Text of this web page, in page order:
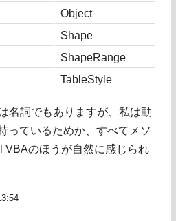
Object
Shape
ShapeRange
TableStyle
名詞でもありますが、私は動
っているためか、すべてメソ
VBAのほうが自然に感じられ